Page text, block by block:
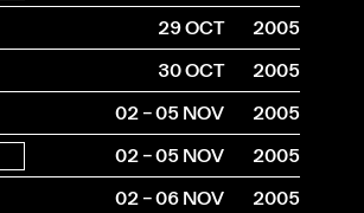
29 OCT
2005
30 OCT
2005
02 – 05 NOV
2005
02 – 05 NOV
2005
02 – 06 NOV
2005